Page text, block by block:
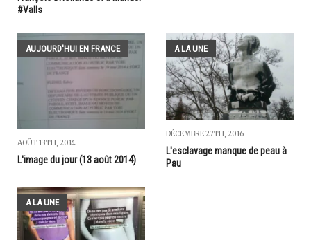
#Valls
AUJOURD'HUI EN FRANCE
AOÛT 13TH, 2014
L'image du jour (13 août 2014)
A LA UNE
DÉCEMBRE 27TH, 2016
L'esclavage manque de peau à
Pau
A LA UNE